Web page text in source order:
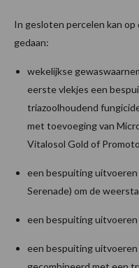
In gesloten percelen kan
gedaan:
wekelijkse
eerste vlekjes een
triazoolhoudend
met toevoeging van
Vitalosol Gold of
een bespuiting
Serenade) om de
een bespuiting
een bespuiting